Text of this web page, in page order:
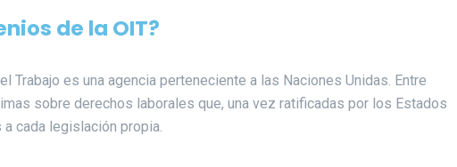
de la OIT?
Trabajo es una agencia perteneciente a las Naciones Unidas. Entre
sobre derechos laborales que, una vez ratificadas por los Estados
cada legislación propia.